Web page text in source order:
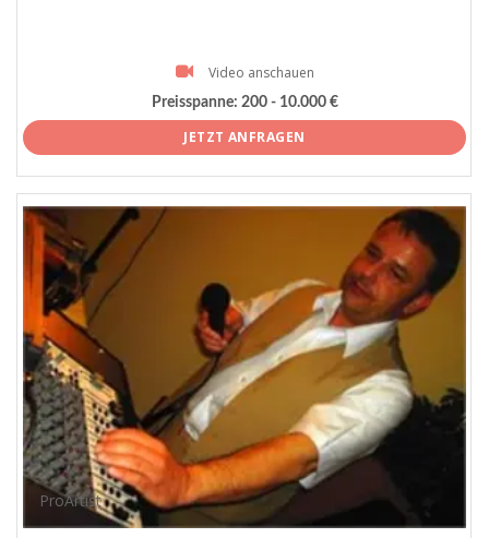
Video anschauen
Preisspanne: 200 - 10.000 €
JETZT ANFRAGEN
ProArtist